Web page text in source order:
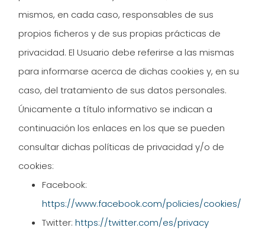
mismos, en cada caso, responsables de sus
propios ficheros y de sus propias prácticas de
privacidad. El Usuario debe referirse a las mismas
para informarse acerca de dichas cookies y, en su
caso, del tratamiento de sus datos personales.
Únicamente a título informativo se indican a
continuación los enlaces en los que se pueden
consultar dichas políticas de privacidad y/o de
cookies:
Facebook:
https://www.facebook.com/policies/cookies/
Twitter:https://twitter.com/es/privacy